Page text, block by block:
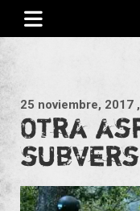
Saltar
contenido
25 noviembre, 2017 ,
Otra